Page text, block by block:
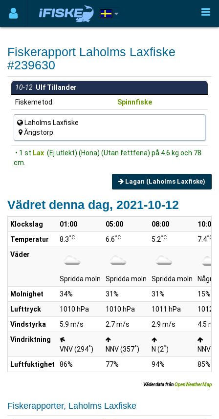
Fiskerapport Laholms Laxfiske
#239630
10-12 Ulf Tillander
Fiskemetod:
Spinnfiske
Laholms Laxfiske
Ängstorp
• 1 st Lax (Ej utlekt) (Hona) (Utan fettfena) på 4.6 kg och 78
cm.
Lagan (Laholms Laxfiske)
Vädret denna dag, 2021-10-12
Klockslag 01:00 05:00 08:00
10:00
Temperatur
8.3°C 6.6°C 5.2°C 7.4°C
Väder
Spridda moln Spridda moln Spridda moln
Några
Molnighet
34% 31% 31%
15%
Lufttryck
1010 hPa 1010 hPa 1011 hPa
1012
Vindstyrka
5.9 m/s 2.7 m/s 2.9 m/s
4.5
Vindriktning
VNV (294°) NNV (357°) N (2°)
NNV
Luftfuktighet
86% 77% 94% 85%
Väderdata frånOpenWeatherMap
Fiskerapporter, Laholms Laxfiske